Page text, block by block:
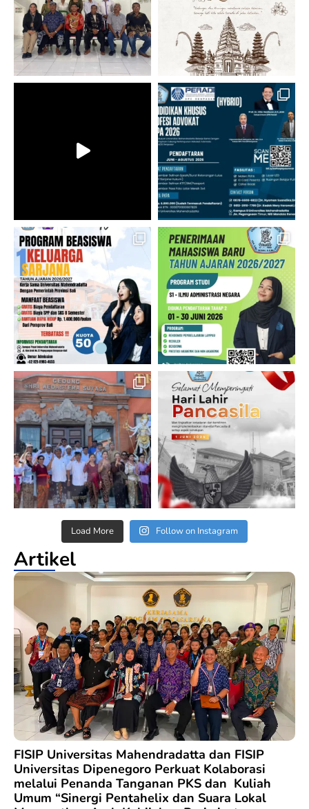
Load More Follow on Instagram
Artikel
FISIP Universitas Mahendradatta dan FISIP
Universitas Dipenegoro Perkuat Kolaborasi
melalui Penanda Tanganan PKS dan Kuliah
Umum “Sinergi Pentahelix dan Suara Lokal